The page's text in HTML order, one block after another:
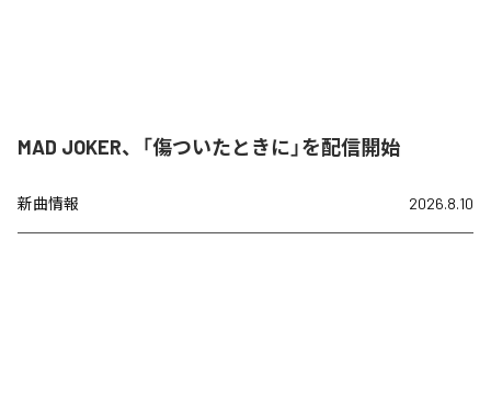
MAD JOKER、「傷ついたときに」を配信開始
新曲情報 2026.8.10